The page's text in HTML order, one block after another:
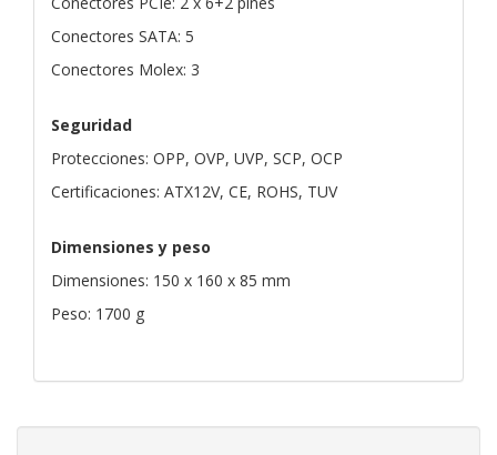
Conectores SATA: 5
Conectores Molex: 3
Seguridad
Protecciones: OPP, OVP, UVP, SCP, OCP
Certificaciones: ATX12V, CE, ROHS, TUV
Dimensiones y peso
Dimensiones: 150 x 160 x 85 mm
Peso: 1700 g